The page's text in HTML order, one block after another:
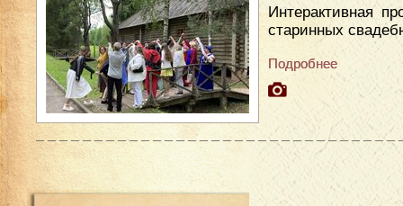
Интерактивная
старинных
Подробнее